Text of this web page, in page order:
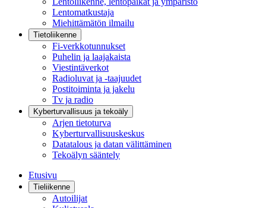
Lentomatkustaja
Miehittämätön ilmailu
Tietoliikenne
Fi-verkkotunnukset
Puhelin ja laajakaista
Viestintäverkot
Radioluvat ja -taajuudet
Postitoiminta ja jakelu
Tv ja radio
Kyberturvallisuus ja tekoäly
Arjen tietoturva
Kyberturvallisuuskeskus
Datatalous ja datan välittäminen
Tekoälyn sääntely
Etusivu
Tieliikenne
Autoilijat